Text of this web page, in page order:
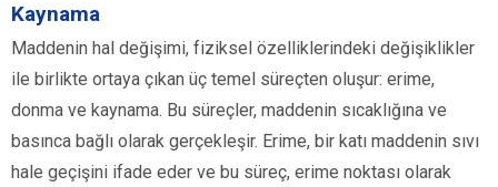
Kaynama
Maddenin hal değişimi, fiziksel özelliklerindeki değişiklikler
ile birlikte ortaya çıkan üç temel süreçten oluşur: erime,
donma ve kaynama. Bu süreçler, maddenin sıcaklığına ve
basınca bağlı olarak gerçekleşir. Erime, bir katı maddenin sıvı
hale geçişini ifade eder ve bu süreç, erime noktası olarak